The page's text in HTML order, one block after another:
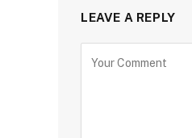
LEAVE A REPLY